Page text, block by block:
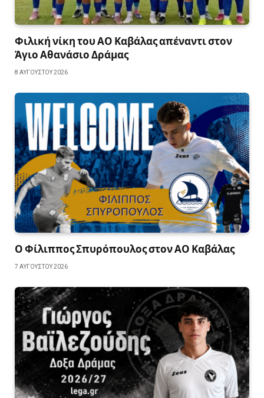
Φιλική νίκη του ΑΟ Καβάλας απέναντι στον
Άγιο Αθανάσιο Δράμας
8 ΑΥΓΟΎΣΤΟΥ 2026
Ο Φίλιππος Σπυρόπουλος στον ΑΟ Καβάλας
7 ΑΥΓΟΎΣΤΟΥ 2026